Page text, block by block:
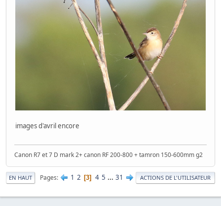
images d'avril encore
Canon R7 et 7 D mark 2+ canon RF 200-800 + tamron 150-600mm g2
EN HAUT Pages 1 2 3 4 5 ... 31 ACTIONS DE L'UTILISATEUR